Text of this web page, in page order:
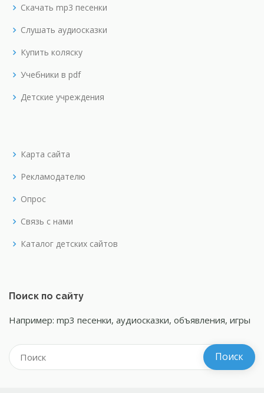
Скачать mp3 песенки
Слушать аудиосказки
Купить коляску
Учебники в pdf
Детские учреждения
Карта сайта
Рекламодателю
Опрос
Связь с нами
Каталог детских сайтов
Поиск по сайту
Например: mp3 песенки, аудиосказки, объявления, игры